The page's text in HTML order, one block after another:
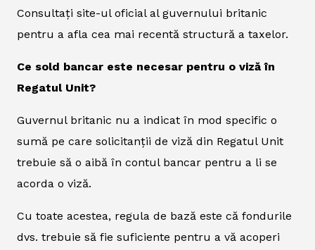
Consultați site-ul oficial al guvernului britanic
pentru a afla cea mai recentă structură a taxelor.
Ce sold bancar este necesar pentru o viză în
Regatul Unit?
Guvernul britanic nu a indicat în mod specific o
sumă pe care solicitanții de viză din Regatul Unit
trebuie să o aibă în contul bancar pentru a li se
acorda o viză.
Cu toate acestea, regula de bază este că fondurile
dvs. trebuie să fie suficiente pentru a vă acoperi